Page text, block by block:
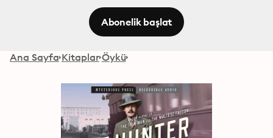
Abonelik başlat
Ana Sayfa Kitaplar Öykü